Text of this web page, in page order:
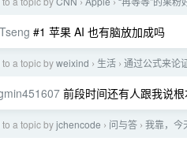
› ›
#1 苹果 AI 也有脑放加成吗
a topic byweixind › 生活 › 通过公式来论
前段时间还有人跟我说
a topic byjchencode › 问与答 › 我靠，今